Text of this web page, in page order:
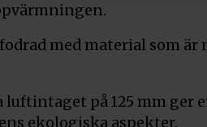
med material som
luftintaget på 125 mm
ekologiska aspekter.